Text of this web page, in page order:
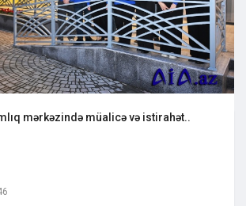
mərkəzində müalicə və istirahət..